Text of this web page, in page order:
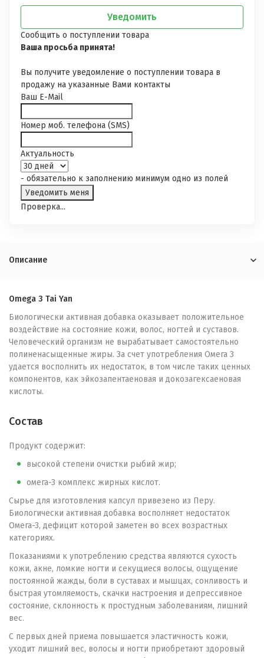
Уведомить
Сообщить о поступлении товара
Ваша просьба принята!
Вы получите уведомление о поступлении товара в
продажу на указанные Вами контакты
Ваш E-Mail
Номер моб. телефона (SMS)
Актуальность
- обязательно к заполнению минимум одно из полей
Проверка...
Описание
Omega 3 Tai Yan
Биологически активная добавка оказывает положительное
воздействие на состояние кожи, волос, ногтей и суставов.
Человеческий организм не вырабатывает самостоятельно
полиненасыщенные жиры. За счет употребления Омега 3
удается восполнить их недостаток, в том числе таких ценных
компонентов, как эйкозапентаеновая и докозагексаеновая
кислоты.
Состав
Продукт содержит:
высокой степени очистки рыбий жир;
омега-3 комплекс жирных кислот.
Сырье для изготовления капсул привезено из Перу.
Биологически активная добавка восполняет недостаток
Омега-3, дефицит которой заметен во всех возрастных
категориях.
Показаниями к употреблению средства являются сухость
кожи, акне, ломкие ногти и секущиеся волосы, ощущение
постоянной жажды, боли в суставах и мышцах, сонливость и
быстрая утомляемость, скачки настроения и депрессивное
состояние, склонность к простудным заболеваниям, лишний
вес.
С первых дней приема повышается эластичность кожи,
уходит лишний вес, волосы и ногти приобретают здоровый